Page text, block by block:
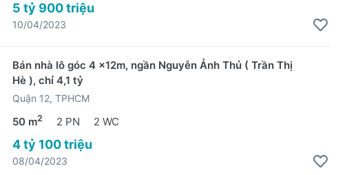
5 tỷ 900 triệu
10/04/2023
Bán nhà lô góc 4 x12m, ngần Nguyễn Ảnh Thủ ( Trần Thị
Hè ), chỉ 4,1 tỷ
Quận 12, TPHCM
50 m2 2 PN 2 WC
4 tỷ 100 triệu
08/04/2023